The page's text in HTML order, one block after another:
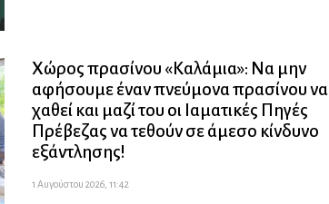
Χώρος πρασίνου «Καλάμια»: Να μην
αφήσουμε έναν πνεύμονα πρασίνου να
χαθεί και μαζί του οι Ιαματικές Πηγές
Πρέβεζας να τεθούν σε άμεσο κίνδυνο
εξάντλησης!
1 Αυγούστου 2026, 11:42